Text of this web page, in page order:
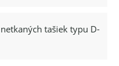
tašiek typu D-